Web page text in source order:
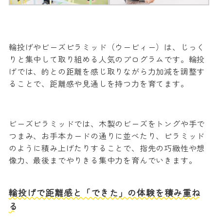
輪投げやビーズピラミッド（ウービィー）は、じっく
りと集中して取り組める人気のプログラムです。輪投
げでは、的との距離を感じ取りながら力加減を調整す
ることで、距離感や見通しを持つ力を育てます。
ビーズピラミッドでは、木製のビーズをトングや手で
つまみ、お手本カードの通りに並べたり、ピラミッド
のように積み上げたりすることで、指先の巧緻性や想
像力、最後までやりきる集中力を育んでいきます。
輪投げで距離感と「できた」の体験を積み重ね
る